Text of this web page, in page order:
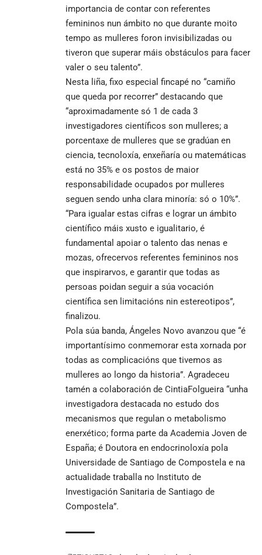
importancia de contar con referentes
femininos nun ámbito no que durante moito
tempo as mulleres foron invisibilizadas ou
tiveron que superar máis obstáculos para facer
valer o seu talento”.
Nesta liña, fixo especial fincapé no “camiño
que queda por recorrer” destacando que
“aproximadamente só 1 de cada 3
investigadores científicos son mulleres; a
porcentaxe de mulleres que se gradúan en
ciencia, tecnoloxía, enxeñaría ou matemáticas
está no 35% e os postos de maior
responsabilidade ocupados por mulleres
seguen sendo unha clara minoría: só o 10%”.
“Para igualar estas cifras e lograr un ámbito
científico máis xusto e igualitario, é
fundamental apoiar o talento das nenas e
mozas, ofrecervos referentes femininos nos
que inspirarvos, e garantir que todas as
persoas poidan seguir a súa vocación
científica sen limitacións nin estereotipos”,
finalizou.
Pola súa banda, Ángeles Novo avanzou que “é
importantísimo conmemorar esta xornada por
todas as complicacións que tivemos as
mulleres ao longo da historia”. Agradeceu
tamén a colaboración de CintiaFolgueira “unha
investigadora destacada no estudo dos
mecanismos que regulan o metabolismo
enerxético; forma parte da Academia Joven de
España; é Doutora en endocrinoloxía pola
Universidade de Santiago de Compostela e na
actualidade traballa no Instituto de
Investigación Sanitaria de Santiago de
Compostela”.